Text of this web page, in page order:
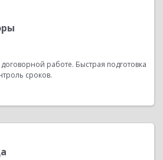
работе. Быстрая подготовка
сроков.